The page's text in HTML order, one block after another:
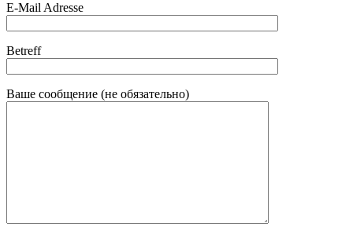
E-Mail Adresse
Betreff
Ваше сообщение (не обязательно)